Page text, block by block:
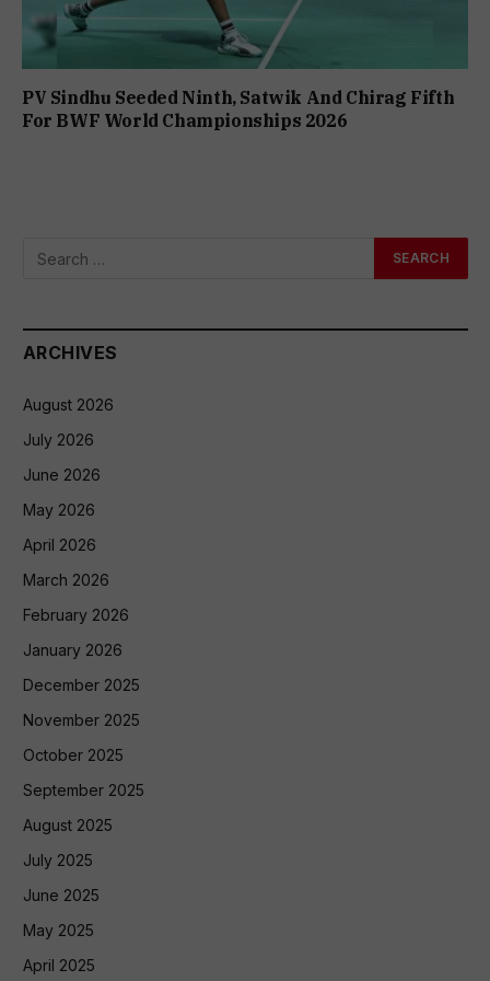
PV Sindhu Seeded Ninth, Satwik And Chirag Fifth
For BWF World Championships 2026
ARCHIVES
August 2026
July 2026
June 2026
May 2026
April 2026
March 2026
February 2026
January 2026
December 2025
November 2025
October 2025
September 2025
August 2025
July 2025
June 2025
May 2025
April 2025